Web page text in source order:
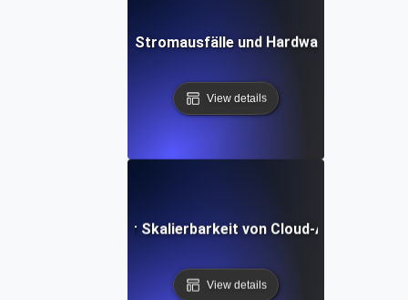
Tests für Stromausfälle und Hardware-Ausfälle
View details
Überprüfung der Skalierbarkeit von Cloud-
View details